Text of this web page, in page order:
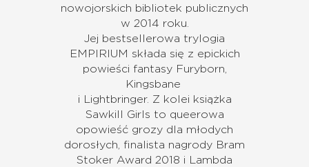
nowojorskich bibliotek publicznych
w 2014 roku.
Jej bestsellerowa trylogia
EMPIRIUM składa się z epickich
powieści fantasy Furyborn,
Kingsbane
i Lightbringer. Z kolei książka
Sawkill Girls to queerowa
opowieść grozy dla młodych
dorosłych, finalista nagrody Bram
Stoker Award 2018 i Lambda